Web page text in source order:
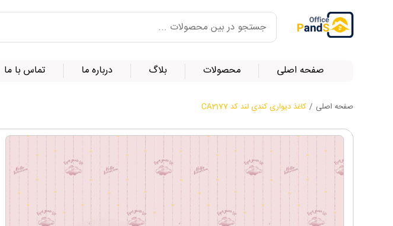
صفحه اصلی محصولات بلاگ درباره ما تماس با ما
صفحه اصلی / کاغذ دیواری کندی لند کد CA2177